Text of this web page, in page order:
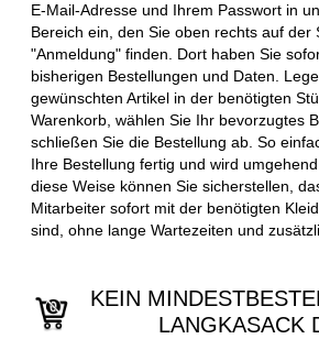
E-Mail-Adresse und Ihrem Passwort in
Bereich ein, den Sie oben rechts auf der
"Anmeldung" finden. Dort haben Sie
bisherigen Bestellungen und Daten.
gewünschten Artikel in der benötigten
Warenkorb, wählen Sie Ihr bevorzugtes
schließen Sie die Bestellung ab. So
Ihre Bestellung fertig und wird
diese Weise können Sie sicherstellen,
Mitarbeiter sofort mit der benötigten
sind, ohne lange Wartezeiten und
KEIN
LANGKASACK